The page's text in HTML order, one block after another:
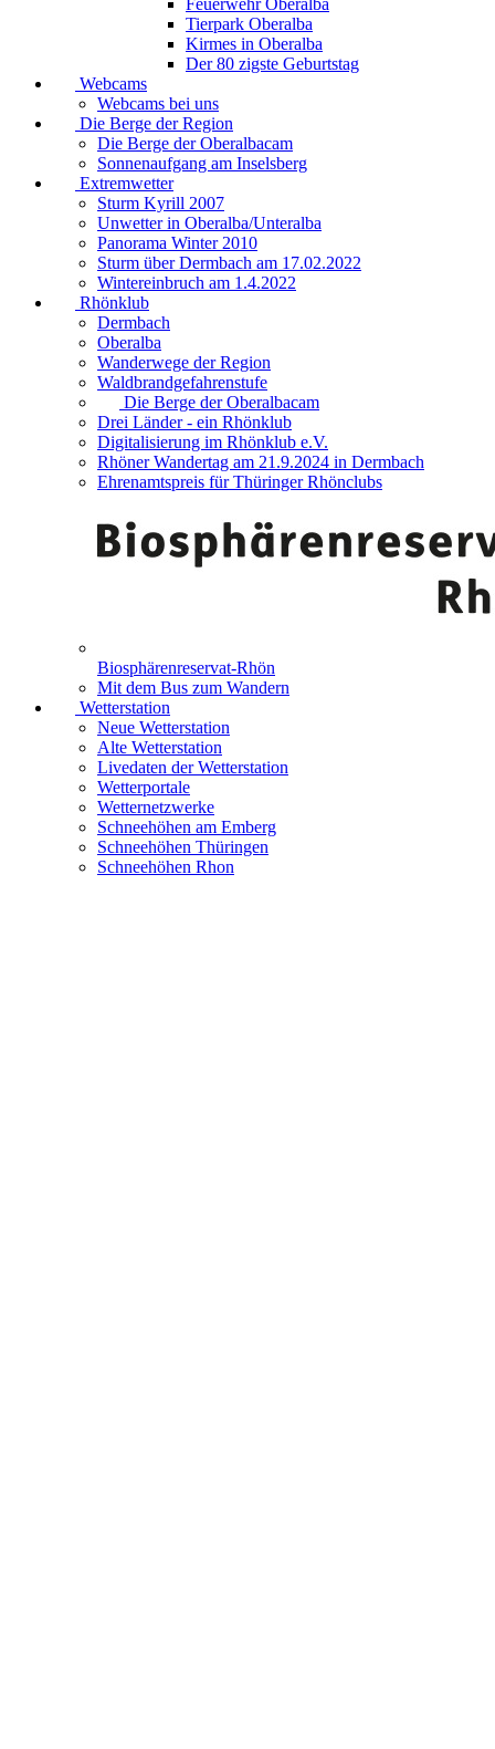
Tierpark Oberalba
Kirmes in Oberalba
Der 80 zigste Geburtstag
Webcams
Webcams bei uns
Die Berge der Region
Die Berge der Oberalbacam
Sonnenaufgang am Inselsberg
Extremwetter
Sturm Kyrill 2007
Unwetter in Oberalba/Unteralba
Panorama Winter 2010
Sturm über Dermbach am 17.02.2022
Wintereinbruch am 1.4.2022
Rhönklub
Dermbach
Oberalba
Wanderwege der Region
Waldbrandgefahrenstufe
Die Berge der Oberalbacam
Drei Länder - ein Rhönklub
Digitalisierung im Rhönklub e.V.
Rhöner Wandertag am 21.9.2024 in Dermbach
Ehrenamtspreis für Thüringer Rhönclubs
Biosphärenreservat-Rhön
Mit dem Bus zum Wandern
Wetterstation
Neue Wetterstation
Alte Wetterstation
Livedaten der Wetterstation
Wetterportale
Wetternetzwerke
Schneehöhen am Emberg
Schneehöhen Thüringen
Schneehöhen Rhon